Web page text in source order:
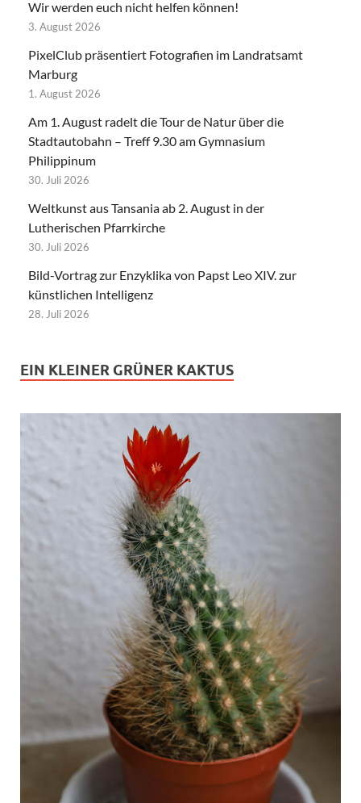
Wir werden euch nicht helfen können!
3. August 2026
PixelClub präsentiert Fotografien im Landratsamt
Marburg
1. August 2026
Am 1. August radelt die Tour de Natur über die
Stadtautobahn – Treff 9.30 am Gymnasium
Philippinum
30. Juli 2026
Weltkunst aus Tansania ab 2. August in der
Lutherischen Pfarrkirche
30. Juli 2026
Bild-Vortrag zur Enzyklika von Papst Leo XIV. zur
künstlichen Intelligenz
28. Juli 2026
EIN KLEINER GRÜNER KAKTUS